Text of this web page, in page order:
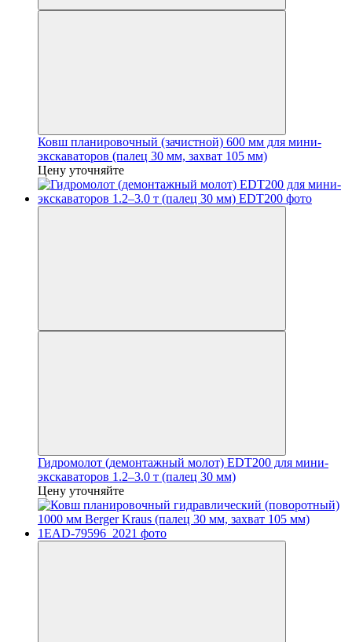
Ковш планировочный (зачистной) 600 мм для мини-
экскаваторов (палец 30 мм, захват 105 мм)
Цену уточняйте
Гидромолот (демонтажный молот) EDT200 для мини-
экскаваторов 1.2–3.0 т (палец 30 мм)
Цену уточняйте